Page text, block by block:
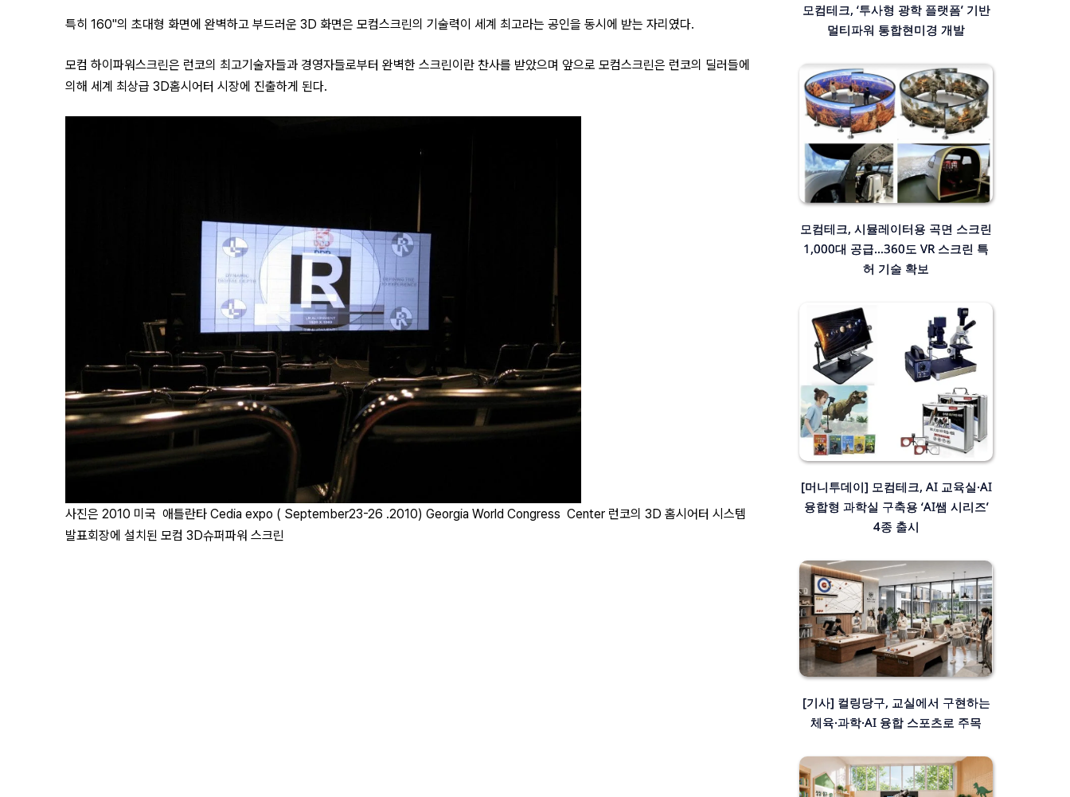
특히 160"의 초대형 화면에 완벽하고 부드러운 3D 화면은 모컴스크린의 기술력이 세계 최고라는 공인을 동시에 받는 자리였다.
모컴 하이파워스크린은 런코의 최고기술자들과 경영자들로부터 완벽한 스크린이란 찬사를 받았으며 앞으로 모컴스크린은 런코의 딜러들에
의해 세계 최상급 3D홈시어터 시장에 진출하게 된다.
사진은 2010 미국 애틀란타 Cedia expo ( September23-26 .2010) Georgia World Congress Center 런코의 3D 홈시어터 시스템
발표회장에 설치된 모컴 3D슈퍼파워 스크린
모컴테크, ‘투사형 광학 플랫폼’ 기반
멀티파워 통합현미경 개발
모컴테크, 시뮬레이터용 곡면 스크린
1,000대 공급…360도 VR 스크린 특
허 기술 확보
[머니투데이] 모컴테크, AI 교육실·AI
융합형 과학실 구축용 ‘AI쌤 시리즈’
4종 출시
[기사] 컬링당구, 교실에서 구현하는
체육·과학·AI 융합 스포츠로 주목